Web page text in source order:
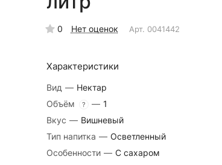
0 Нет оценок Арт. 0041442
Характеристики
Вид — Нектар
Объём
? — 1
Вкус — Вишневый
Тип напитка — Осветленный
Особенности — С сахаром